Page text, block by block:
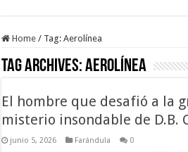
Home / Tag:Aerolínea
Tag Archives:Aerolínea
El hombre que desafió a la
misterio insondable de D.B.
junio 5, 2026 Farándula 0